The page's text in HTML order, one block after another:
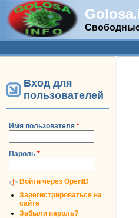
Дополнительное
Вход для
пользователей
Имя пользователя *
Пароль *
Войти через OpenID
Зарегистрироваться на
сайте
Забыли пароль?